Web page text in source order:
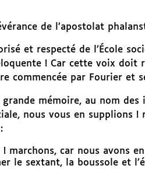
de l’apostolat
et respecté de l’École
! Car cette voix doit
commencée par Fourier et
mémoire, au nom
nous vous en supplions
! marchons, car nous avons
le sextant, la boussole et